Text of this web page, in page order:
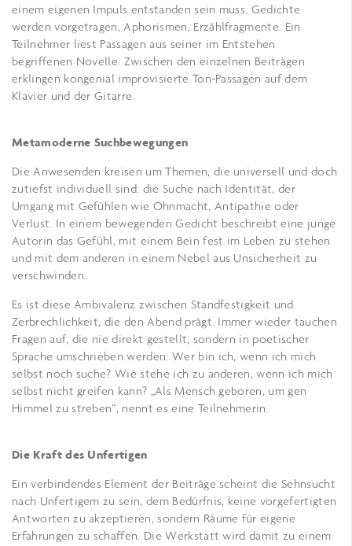
einem eigenen Impuls entstanden sein muss. Gedichte
werden vorgetragen, Aphorismen, Erzählfragmente. Ein
Teilnehmer liest Passagen aus seiner im Entstehen
begriffenen Novelle. Zwischen den einzelnen Beiträgen
erklingen kongenial improvisierte Ton-Passagen auf dem
Klavier und der Gitarre.
Metamoderne Suchbewegungen
Die Anwesenden kreisen um Themen, die universell und doch
zutiefst individuell sind: die Suche nach Identität, der
Umgang mit Gefühlen wie Ohnmacht, Antipathie oder
Verlust. In einem bewegenden Gedicht beschreibt eine junge
Autorin das Gefühl, mit einem Bein fest im Leben zu stehen
und mit dem anderen in einem Nebel aus Unsicherheit zu
verschwinden.
Es ist diese Ambivalenz zwischen Standfestigkeit und
Zerbrechlichkeit, die den Abend prägt. Immer wieder tauchen
Fragen auf, die nie direkt gestellt, sondern in poetischer
Sprache umschrieben werden: Wer bin ich, wenn ich mich
selbst noch suche? Wie stehe ich zu anderen, wenn ich mich
selbst nicht greifen kann? „Als Mensch geboren, um gen
Himmel zu streben“, nennt es eine Teilnehmerin.
Die Kraft des Unfertigen
Ein verbindendes Element der Beiträge scheint die Sehnsucht
nach Unfertigem zu sein, dem Bedürfnis, keine vorgefertigten
Antworten zu akzeptieren, sondern Räume für eigene
Erfahrungen zu schaffen. Die Werkstatt wird damit zu einem